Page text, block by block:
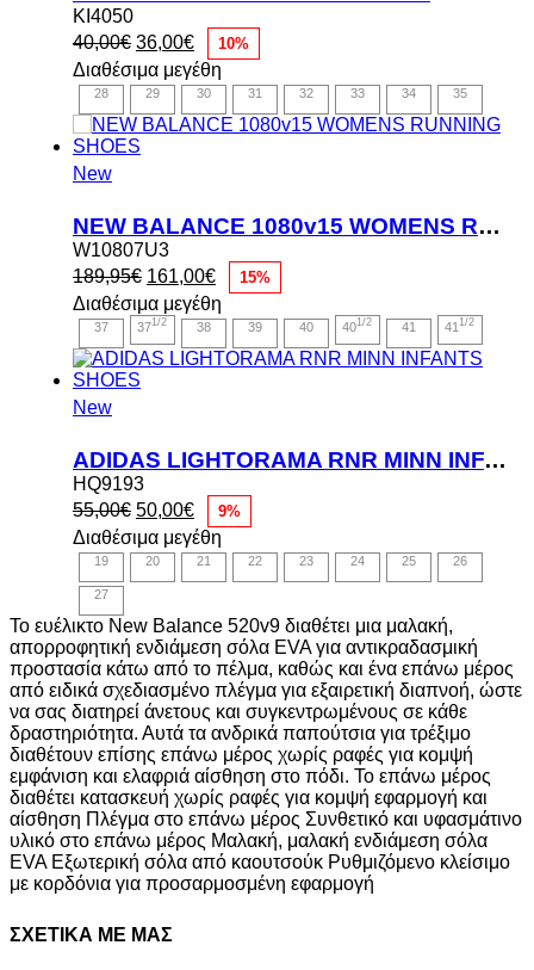
KI4050
40,00€ Original
price
was:
40,00€.
36,00€Η
τρέχουσα
τιμή
είναι:
36,00€.
10%
Διαθέσιμα μεγέθη
28 29 30 31 32 33 34 35
New
NEW BALANCE 1080v15 WOMENS RUNNING SHOES
W10807U3
189,95€ Original
price
was:
189,95€.
161,00€Η
τρέχουσα
τιμή
είναι:
161,00€.
15%
Διαθέσιμα μεγέθη
37 371/2 38 39 40 401/2 41 411/2
New
ADIDAS LIGHTORAMA RNR MINN INFANTS SHOES
HQ9193
55,00€ Original
price
was:
55,00€.
50,00€Η
τρέχουσα
τιμή
είναι:
9%
Διαθέσιμα μεγέθη
19 20 21 22 23 24 25 26
27
Το ευέλικτο New Balance 520v9 διαθέτει μια μαλακή,
απορροφητική ενδιάμεση σόλα EVA για αντικραδασμική
προστασία κάτω από το πέλμα, καθώς και ένα επάνω μέρος
από ειδικά σχεδιασμένο πλέγμα για εξαιρετική διαπνοή, ώστε
να σας διατηρεί άνετους και συγκεντρωμένους σε κάθε
δραστηριότητα. Αυτά τα ανδρικά παπούτσια για τρέξιμο
διαθέτουν επίσης επάνω μέρος χωρίς ραφές για κομψή
εμφάνιση και ελαφριά αίσθηση στο πόδι. Το επάνω μέρος
διαθέτει κατασκευή χωρίς ραφές για κομψή εφαρμογή και
αίσθηση Πλέγμα στο επάνω μέρος Συνθετικό και υφασμάτινο
υλικό στο επάνω μέρος Μαλακή, μαλακή ενδιάμεση σόλα
EVA Εξωτερική σόλα από καουτσούκ Ρυθμιζόμενο κλείσιμο
με κορδόνια για προσαρμοσμένη εφαρμογή
ΣΧΕΤΙΚΑ ΜΕ ΜΑΣ